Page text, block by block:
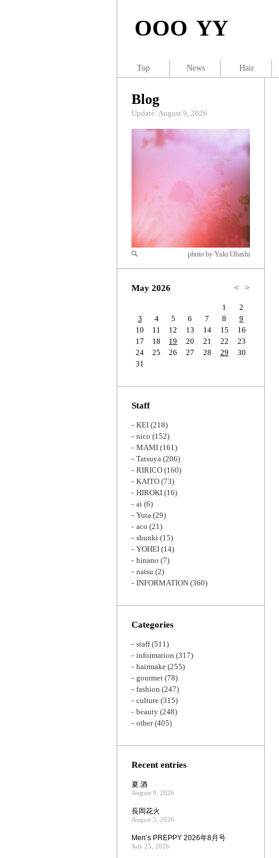
OOO YY
Blog
Update: August 9, 2026
Zoom
photo by Yuki Ohashi
May 2026 < >
1
2
3
4 5 6 7 8
9
10
11 12 13 14 15
16
17
18 19 20 21 22
23
24
25 26 27 28 29
30
31
Staff
KEI (218)
nico (152)
MAMI (161)
Tatsuya (206)
RIRICO (160)
KAITO (73)
HIROKI (16)
ai (6)
Yuta (29)
aco (21)
shunki (15)
YOHEI (14)
hinano (7)
natsu (2)
INFORMATION (360)
Categories
staff(511)
information (317)
hairmake (255)
gourmet (78)
fashion (247)
culture (315)
beauty (248)
other(405)
Recent entries
夏.酒
August 9, 2026
長岡花火
August 5, 2026
Men’s PREPPY 2026年8月号
July 25, 2026
Top News Hair